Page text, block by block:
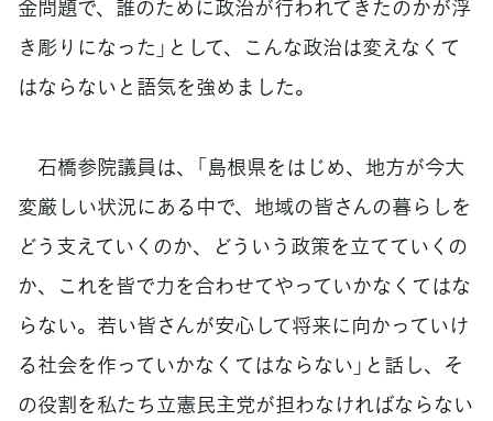
金問題で、誰のために政治が行われてきたのかが浮
き彫りになった」として、こんな政治は変えなくて
はならないと語気を強めました。
石橋参院議員は、「島根県をはじめ、地方が今大
変厳しい状況にある中で、地域の皆さんの暮らしを
どう支えていくのか、どういう政策を立てていくの
か、これを皆で力を合わせてやっていかなくてはな
らない。若い皆さんが安心して将来に向かっていけ
る社会を作っていかなくてはならない」と話し、そ
の役割を私たち立憲民主党が担わなければならない